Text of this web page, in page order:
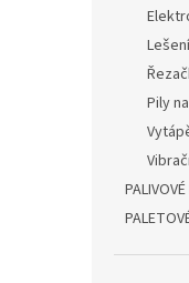
Lešení
Pily